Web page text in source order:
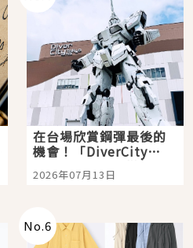
在台場欣賞鋼彈最後的
機會！「DiverCity
Tokyo Plaza」搭船、
購物、美食及夜景，一
2026年07月13日
No.6